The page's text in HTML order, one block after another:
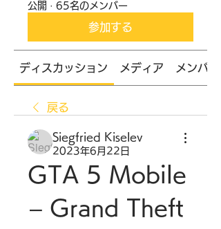
公開 · 65名のメンバー
参加する
ディスカッション メディア メンバー
戻る
Siegfried Kiselev
2023年6月22日
GTA 5 Mobile
– Grand Theft